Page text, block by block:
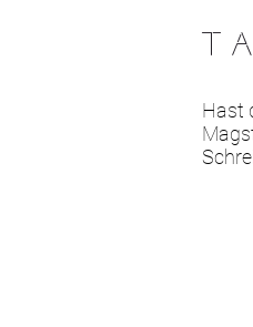
Hast